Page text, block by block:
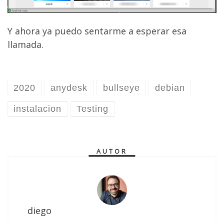
Y ahora ya puedo sentarme a esperar esa
llamada.
2020 anydesk bullseye debian
instalacion Testing
AUTOR
diego